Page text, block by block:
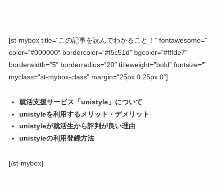
[st-mybox title=”この記事を読んでわかること！” fontawesome=””
color=”#000000″ bordercolor=”#f5c51d” bgcolor=”#fffde7″
borderwidth=”5″ borderradius=”20″ titleweight=”bold” fontsize=””
myclass=”st-mybox-class” margin=”25px 0 25px 0″]
就活支援サービス「unistyle」について
unistyleを利用するメリット・デメリット
unistyleが就活生から評判が良い理由
unistyleの利用登録方法
[/st-mybox]